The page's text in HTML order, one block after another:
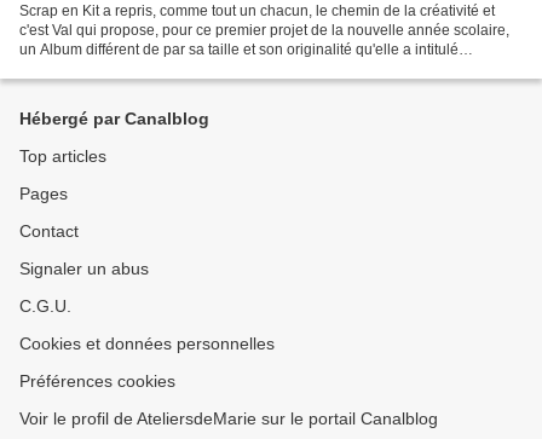
Scrap en Kit a repris, comme tout un chacun, le chemin de la créativité et
c'est Val qui propose, pour ce premier projet de la nouvelle année scolaire,
un Album différent de par sa taille et son originalité qu'elle a intitulé
Hébergé par Canalblog
Top articles
Pages
Contact
Signaler un abus
C.G.U.
Cookies et données personnelles
Préférences cookies
Voir le profil de AteliersdeMarie sur le portail Canalblog